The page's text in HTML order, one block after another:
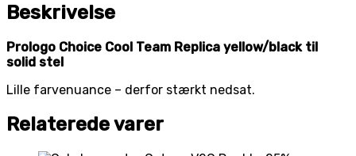
Beskrivelse
Prologo Choice Cool Team Replica yellow/black til
solid stel
Lille farvenuance – derfor stærkt nedsat.
Relaterede varer